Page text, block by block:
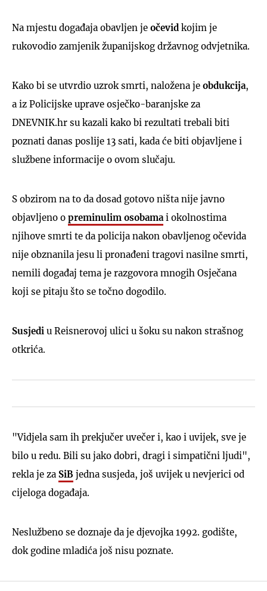
Na mjestu događaja obavljen je očevid kojim je
rukovodio zamjenik županijskog državnog odvjetnika.
Kako bi se utvrdio uzrok smrti, naložena je obdukcija,
a iz Policijske uprave osječko-baranjske za
DNEVNIK.hr su kazali kako bi rezultati trebali biti
poznati danas poslije 13 sati, kada će biti objavljene i
službene informacije o ovom slučaju.
S obzirom na to da dosad gotovo ništa nije javno
objavljeno o preminulim osobama i okolnostima
njihove smrti te da policija nakon obavljenog očevida
nije obznanila jesu li pronađeni tragovi nasilne smrti,
nemili događaj tema je razgovora mnogih Osječana
koji se pitaju što se točno dogodilo.
Susjedi u Reisnerovoj ulici u šoku su nakon strašnog
otkrića.
"Vidjela sam ih prekjučer uvečer i, kao i uvijek, sve je
bilo u redu. Bili su jako dobri, dragi i simpatični ljudi",
rekla je za SiB jedna susjeda, još uvijek u nevjerici od
cijeloga događaja.
Neslužbeno se doznaje da je djevojka 1992. godište,
dok godine mladića još nisu poznate.